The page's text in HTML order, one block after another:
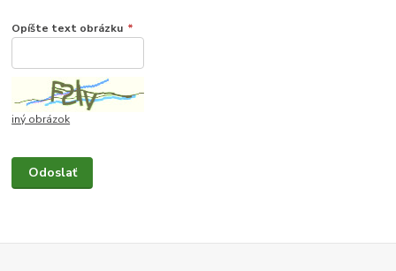
Opíšte text obrázku *
iný obrázok